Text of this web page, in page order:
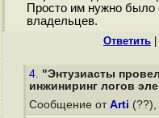
Просто им нужно было
владельцев.
Ответить
4. "Энтузиасты
инжиниринг логов
Сообщение от Arti